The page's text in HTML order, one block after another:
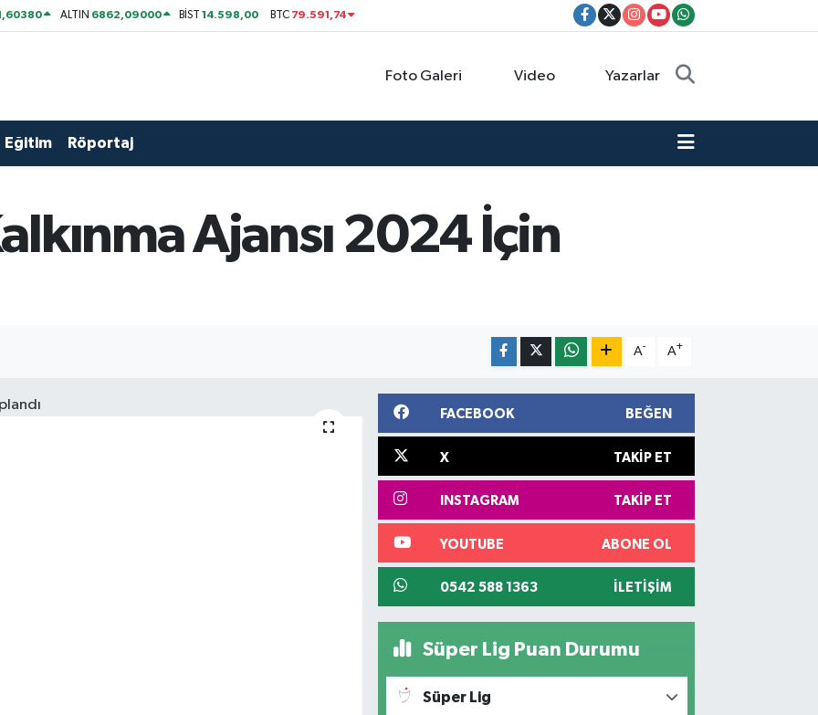
ALTIN 6862,09000 BİST14.598,00 BTC 79.591,74
Foto Galeri Video Yazarlar
Eğitim Röportaj
Ajansı 2024 İçin
A- A+
FACEBOOK BEĞEN
X TAKIP ET
INSTAGRAM TAKIP ET
YOUTUBE ABONE OL
0542 588 1363 İLETIŞIM
Süper Lig Puan Durumu
Süper Lig